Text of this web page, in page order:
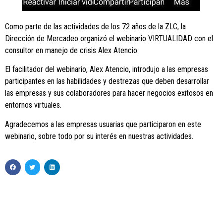
Como parte de las actividades de los 72 años de la ZLC, la
Dirección de Mercadeo organizó el webinario VIRTUALIDAD con el
consultor en manejo de crisis Alex Atencio.
El facilitador del webinario, Alex Atencio, introdujo a las empresas
participantes en las habilidades y destrezas que deben desarrollar
las empresas y sus colaboradores para hacer negocios exitosos en
entornos virtuales.
Agradecemos a las empresas usuarias que participaron en este
webinario, sobre todo por su interés en nuestras actividades.